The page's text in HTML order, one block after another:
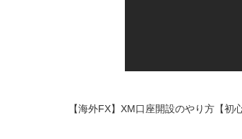
【海外FX】XM口座開設のやり方【